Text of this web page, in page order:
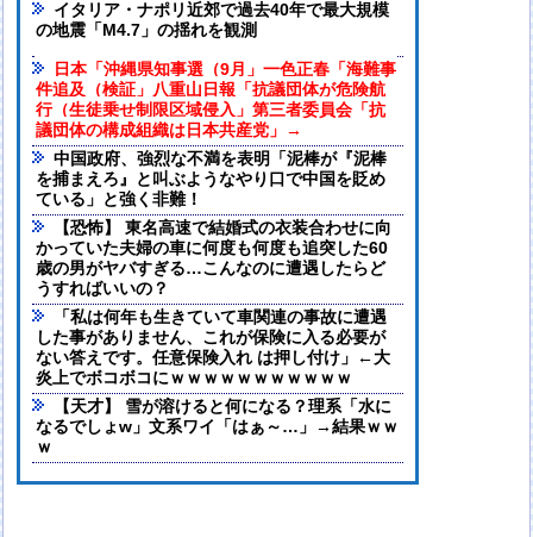
イタリア・ナポリ近郊で過去40年で最大規模
の地震「M4.7」の揺れを観測
日本「沖縄県知事選（9月」一色正春「海難事
件追及（検証」八重山日報「抗議団体が危険航
行（生徒乗せ制限区域侵入」第三者委員会「抗
議団体の構成組織は日本共産党」→
中国政府、強烈な不満を表明「泥棒が『泥棒
を捕まえろ』と叫ぶようなやり口で中国を貶め
ている」と強く非難！
【恐怖】 東名高速で結婚式の衣装合わせに向
かっていた夫婦の車に何度も何度も追突した60
歳の男がヤバすぎる…こんなのに遭遇したらど
うすればいいの？
「私は何年も生きていて車関連の事故に遭遇
した事がありません、これが保険に入る必要が
ない答えです。任意保険入れ は押し付け」←大
炎上でボコボコにｗｗｗｗｗｗｗｗｗｗｗ
【天才】 雪が溶けると何になる？理系「水に
なるでしょw」文系ワイ「はぁ～…」→結果ｗｗ
ｗ